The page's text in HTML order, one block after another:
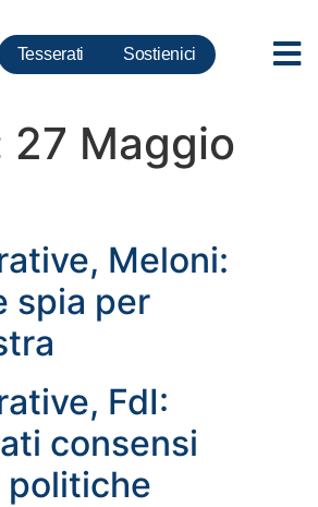
Tesserati Sostienici
27 Maggio
Meloni:
spia per
FdI:
consensi